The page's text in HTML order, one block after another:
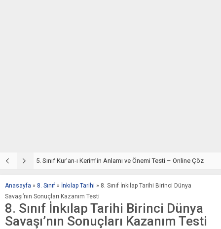
5. Sınıf Kur’an-ı Kerim’in Anlamı ve Önemi Testi – Online Çöz
Anasayfa » 8. Sınıf » İnkılap Tarihi » 8. Sınıf İnkılap Tarihi Birinci Dünya
Savaşı’nın Sonuçları Kazanım Testi
8. Sınıf İnkılap Tarihi Birinci Dünya
Savaşı’nın Sonuçları Kazanım Testi